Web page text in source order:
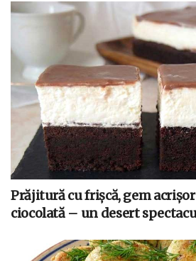
Prăjitură cu frișcă, gem
ciocolată – un desert